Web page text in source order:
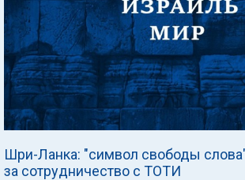
Шри-Ланка: "символ свободы
за сотрудничество с ТОТИ